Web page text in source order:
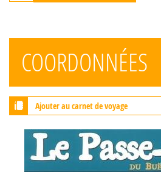
COORDONNÉES
Ajouter au carnet de voyage